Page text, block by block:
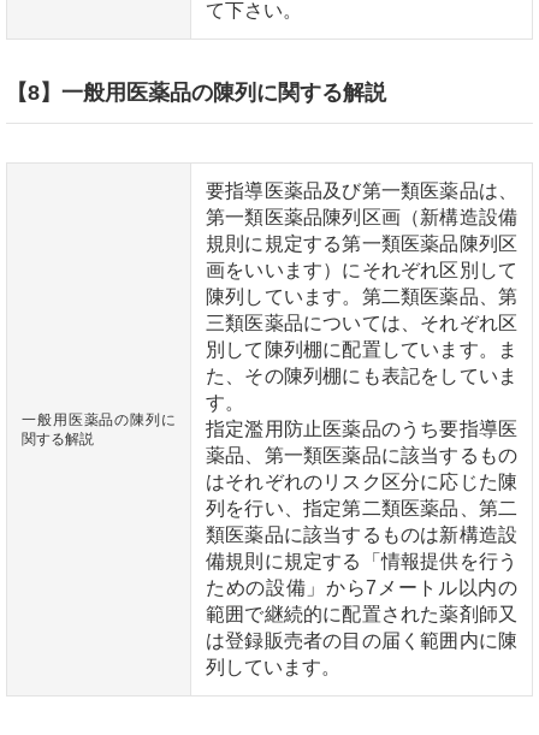
て下さい。
【8】一般用医薬品の陳列に関する解説
一般用医薬品の陳列に
関する解説
要指導医薬品及び第一類医薬品は、
第一類医薬品陳列区画（新構造設備
規則に規定する第一類医薬品陳列区
画をいいます）にそれぞれ区別して
陳列しています。第二類医薬品、第
三類医薬品については、それぞれ区
別して陳列棚に配置しています。ま
た、その陳列棚にも表記をしていま
す。
指定濫用防止医薬品のうち要指導医
薬品、第一類医薬品に該当するもの
はそれぞれのリスク区分に応じた陳
列を行い、指定第二類医薬品、第二
類医薬品に該当するものは新構造設
備規則に規定する「情報提供を行う
ための設備」から7メートル以内の
範囲で継続的に配置された薬剤師又
は登録販売者の目の届く範囲内に陳
列しています。